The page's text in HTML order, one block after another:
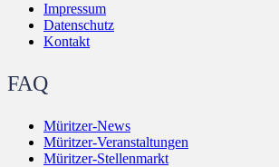
Impressum
Datenschutz
Kontakt
FAQ
Müritzer-News
Müritzer-Veranstaltungen
Müritzer-Stellenmarkt